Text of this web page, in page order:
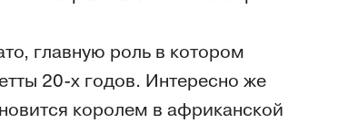
главную роль в котором
20-х годов. Интересно же
королем в африканской